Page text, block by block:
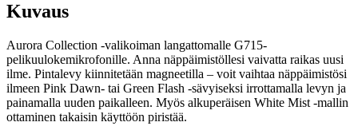
Kuvaus
Aurora Collection -valikoiman langattomalle G715-
pelikuulokemikrofonille. Anna näppäimistöllesi vaivatta raikas uusi
ilme. Pintalevy kiinnitetään magneetilla – voit vaihtaa näppäimistösi
ilmeen Pink Dawn- tai Green Flash -sävyiseksi irrottamalla levyn ja
painamalla uuden paikalleen. Myös alkuperäisen White Mist -mallin
ottaminen takaisin käyttöön piristää.